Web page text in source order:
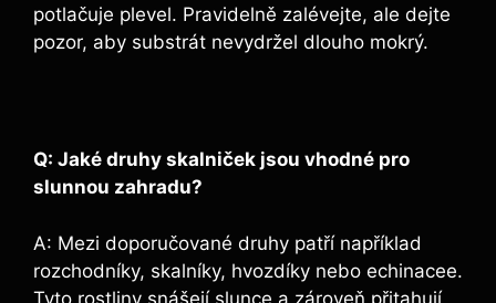
potlačuje plevel. Pravidelně zalévejte, ale dejte
pozor, aby substrát nevydržel dlouho mokrý.
Q: Jaké druhy skalniček jsou vhodné pro
slunnou zahradu?
A: Mezi doporučované druhy patří například
rozchodníky, skalníky, hvozdíky nebo echinacee.
Tyto rostliny snášejí slunce a zároveň přitahují